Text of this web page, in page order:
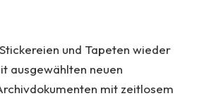
und Tapeten wieder
ausgewählten neuen
mit zeitlosem